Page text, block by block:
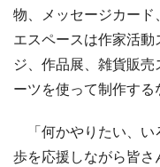
物、メッセージカード
エスペースは作家活
ジ、作品展、雑貨販
ーツを使って制作する
「何かやりたい、い
歩を応援しながら皆